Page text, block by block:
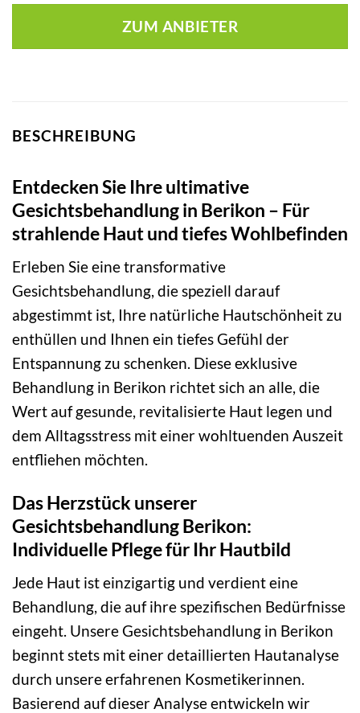
ZUM ANBIETER
BESCHREIBUNG
Entdecken Sie Ihre ultimative
Gesichtsbehandlung in Berikon – Für
strahlende Haut und tiefes Wohlbefinden
Erleben Sie eine transformative
Gesichtsbehandlung, die speziell darauf
abgestimmt ist, Ihre natürliche Hautschönheit zu
enthüllen und Ihnen ein tiefes Gefühl der
Entspannung zu schenken. Diese exklusive
Behandlung in Berikon richtet sich an alle, die
Wert auf gesunde, revitalisierte Haut legen und
dem Alltagsstress mit einer wohltuenden Auszeit
entfliehen möchten.
Das Herzstück unserer
Gesichtsbehandlung Berikon:
Individuelle Pflege für Ihr Hautbild
Jede Haut ist einzigartig und verdient eine
Behandlung, die auf ihre spezifischen Bedürfnisse
eingeht. Unsere Gesichtsbehandlung in Berikon
beginnt stets mit einer detaillierten Hautanalyse
durch unsere erfahrenen Kosmetikerinnen.
Basierend auf dieser Analyse entwickeln wir